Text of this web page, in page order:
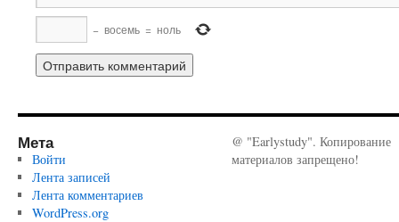
− восемь = ноль
Мета
Войти
Лента записей
Лента комментариев
WordPress.org
@ "Earlystudy". Копирование
материалов запрещено!